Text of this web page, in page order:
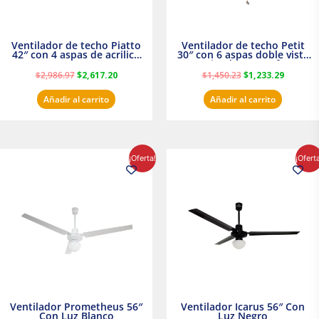
Ventilador de techo Piatto
42″ con 4 aspas de acrilico
transparente
$2,986.97 $2,617.20
Añadir al carrito
Ventilador de techo Petit
30″ con 6 aspas doble vista
Satinado Masterfan
$1,450.23 $1,233.29
Añadir al carrito
¡Oferta!
Ventilador Prometheus 56″
Con Luz Blanco
precio
actual
Ventilador Icarus 56″ Con
Luz Negro
precio
actual